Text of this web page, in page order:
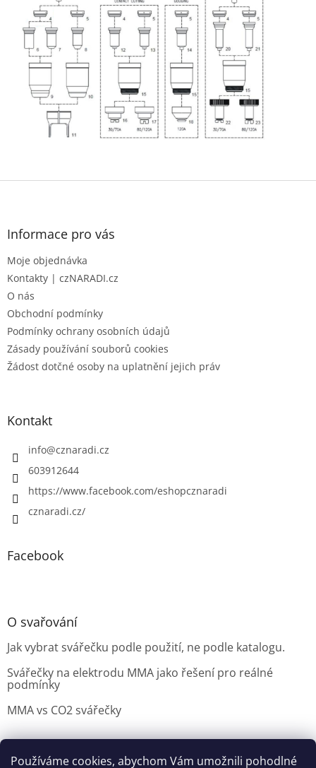
Používáme cookies, abychom Vám umožnili pohodlné
Z
Informace pro vás
Moje objednávka
Kontakty | czNARADI.cz
O nás
Obchodní podmínky
Podmínky ochrany osobních údajů
Zásady používání souborů cookies
Žádost dotčné osoby na uplatnění jejich práv
Kontakt
info@cznaradi.cz
603912644
https://www.facebook.com/eshopcznaradi
cznaradi.cz/
Facebook
O svařování
Jak vybrat svářečku podle použití, ne podle katalogu.
Svářečky na elektrodu MMA jako řešení pro reálné
podmínky
MMA vs CO2 svářečky
Možnosti doručení Nakupovani Možností platby